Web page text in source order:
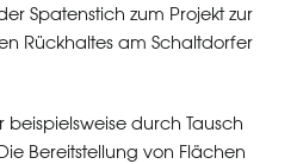
Spatenstich zum Projekt zur
Rückhaltes am Schaltdorfer
durch Tausch
Bereitstellung von Flächen